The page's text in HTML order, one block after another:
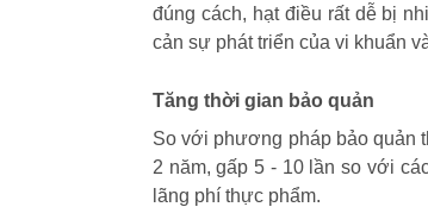
đúng cách, hạt điều rất dễ bị
cản sự phát triển của vi khuẩn
Tăng thời gian bảo quản
So với phương pháp bảo quản
2 năm, gấp 5 - 10 lần so với
lãng phí thực phẩm.